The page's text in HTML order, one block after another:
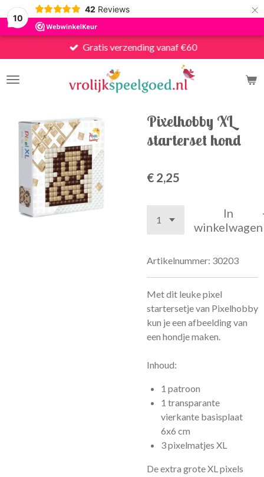
10
42 Reviews ×
Gratis verzending vanaf €60
Pixelhobby XL
starterset hond
€ 2,25
In
winkelwagen
Artikelnummer: 30203
Met dit leuke pixel
startersetje van Pixelhobby
kun je een afbeelding van
een hondje maken.
Inhoud:
1 patroon
1 transparante
vierkante basisplaat
6x6 cm
3 pixelmatjes XL
De extra grote XL pixels